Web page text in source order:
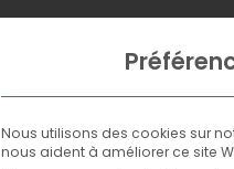
WHERE
Nous utilisons des cookies sur
nous aident à améliorer ce site